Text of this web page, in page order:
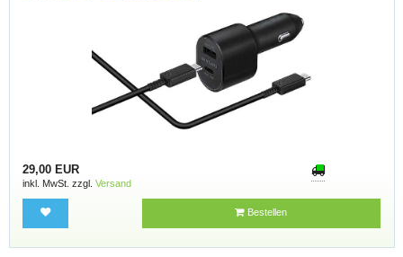
29,00 EUR
inkl. MwSt. zzgl. Versand
Bestellen